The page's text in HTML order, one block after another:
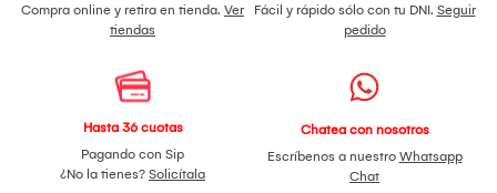
Compra online y retira en tienda. Ver
tiendas
Fácil y rápido sólo con tu DNI. Seguir
pedido
Hasta 36 cuotas
Pagando con Sip
¿No la tienes? Solicítala
Chatea con nosotros
Escríbenos a nuestro Whatsapp
Chat